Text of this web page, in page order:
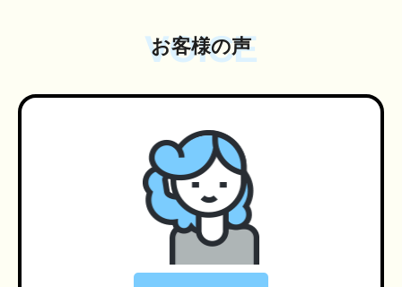
VOICE
お客様の声